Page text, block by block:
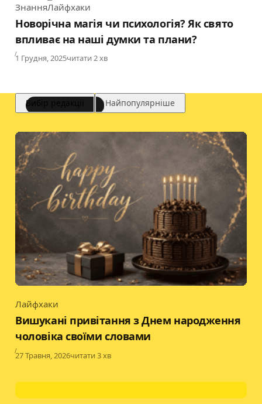
Category
ЗнанняЛайфхаки
Новорічна магія чи психологія? Як свято
впливає на наші думки та плани?
Published
1 Грудня, 2025читати 2 хв
Вибір редакції Найпопулярніше
Category
Лайфхаки
Вишукані привітання з Днем народження
чоловіка своїми словами
Published
27 Травня, 2026читати 3 хв